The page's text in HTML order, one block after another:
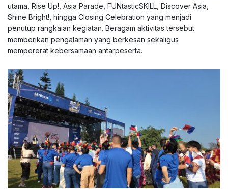
utama, Rise Up!, Asia Parade, FUNtasticSKILL, Discover Asia,
Shine Bright!, hingga Closing Celebration yang menjadi
penutup rangkaian kegiatan. Beragam aktivitas tersebut
memberikan pengalaman yang berkesan sekaligus
mempererat kebersamaan antarpeserta.